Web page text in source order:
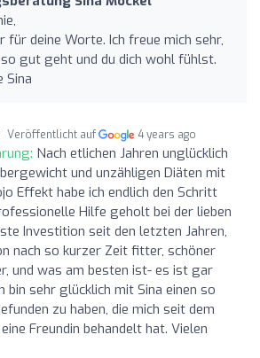
für deine Worte. Ich freue mich sehr,
gut geht und du dich wohl fühlst.
Sina
Veröffentlicht auf 4 years ago
Nach etlichen Jahren unglücklich
und unzähligen Diäten mit
Effekt habe ich endlich den Schritt
Hilfe geholt bei der lieben
Investition seit den letzten Jahren,
nach so kurzer Zeit fitter, schöner
und was am besten ist- es ist gar
bin sehr glücklich mit Sina einen so
zu haben, die mich seit dem
Freundin behandelt hat. Vielen